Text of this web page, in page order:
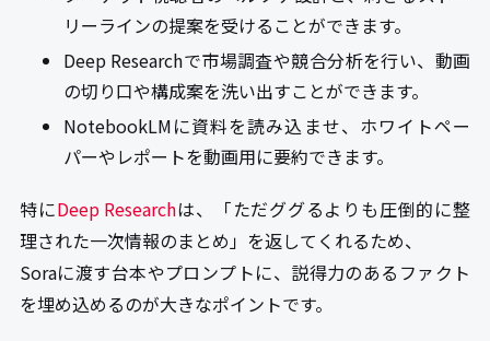
リーラインの提案を受けることができます。
Deep Researchで市場調査や競合分析を行い、動画
の切り口や構成案を洗い出すことができます。
NotebookLMに資料を読み込ませ、ホワイトペー
パーやレポートを動画用に要約できます。
特にDeep Researchは、「ただググるよりも圧倒的に整
理された一次情報のまとめ」を返してくれるため、
Soraに渡す台本やプロンプトに、説得力のあるファクト
を埋め込めるのが大きなポイントです。